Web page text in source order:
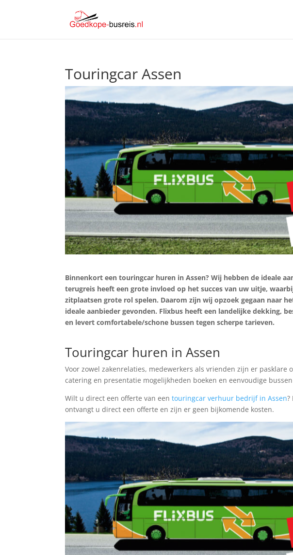
Touringcar Assen
Binnenkort een touringcar huren in Assen? Wij hebben de ideale
terugreis heeft een grote invloed op het succes van uw uitje,
zitplaatsen grote rol spelen. Daarom zijn wij opzoek gegaan naar
ideale aanbieder gevonden. Flixbus heeft een landelijke dekking,
en levert comfortabele/schone bussen tegen scherpe tarieven.
Touringcar huren in Assen
Voor zowel zakenrelaties, medewerkers als vrienden zijn er pasklare
catering en presentatie mogelijkheden boeken en eenvoudige
Wilt u direct een offerte van eentouringcar verhuur bedrijf in Assen?
ontvangt u direct een offerte en zijn er geen bijkomende kosten.